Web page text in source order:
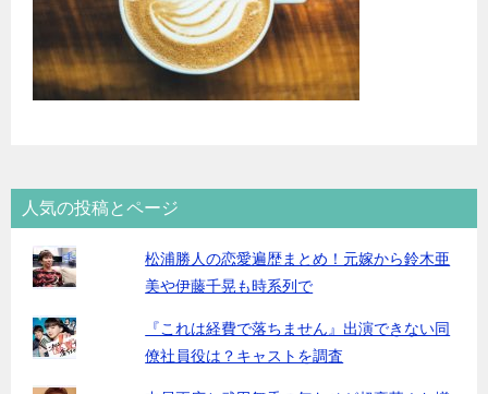
人気の投稿とページ
松浦勝人の恋愛遍歴まとめ！元嫁から鈴木亜
美や伊藤千晃も時系列で
『これは経費で落ちません』出演できない同
僚社員役は？キャストを調査